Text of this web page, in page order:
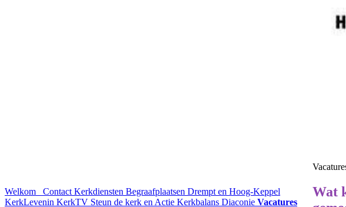
Welkom Contact Kerkdiensten Begraafplaatsen Drempt en Hoog-Keppel
KerkLevenin KerkTV Steun de kerk en Actie Kerkbalans Diaconie Vacatures
Wat